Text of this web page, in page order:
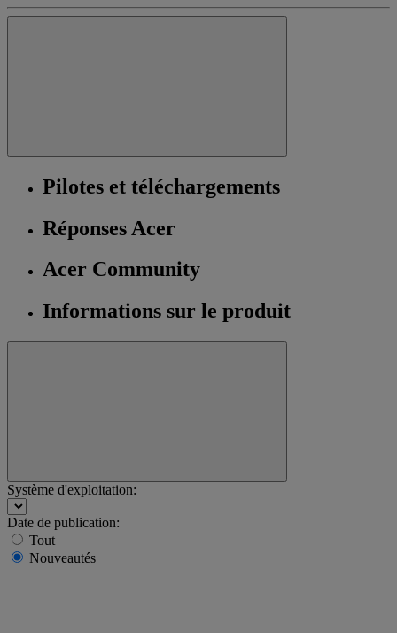
Pilotes et téléchargements
Réponses Acer
Acer Community
Informations sur le produit
Système d'exploitation:
Date de publication:
Tout
Nouveautés